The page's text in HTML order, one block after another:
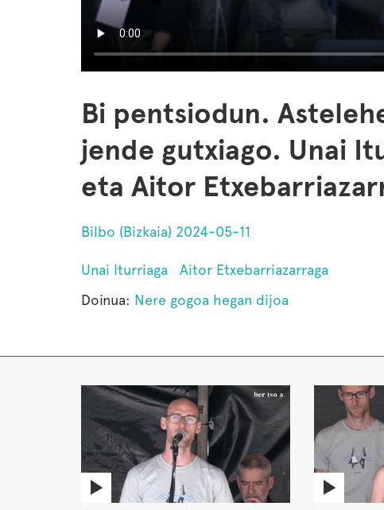
Bi pentsiodun.
jende gutxiago. Unai
eta Aitor
Bilbo (Bizkaia) 2024-05-11
Unai Iturriaga
Aitor Etxebarriazarraga
Doinua: Nere gogoa hegan dijoa